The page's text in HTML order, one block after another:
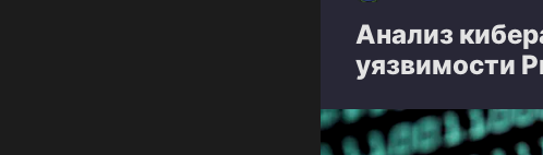
Анализ
уязвимости